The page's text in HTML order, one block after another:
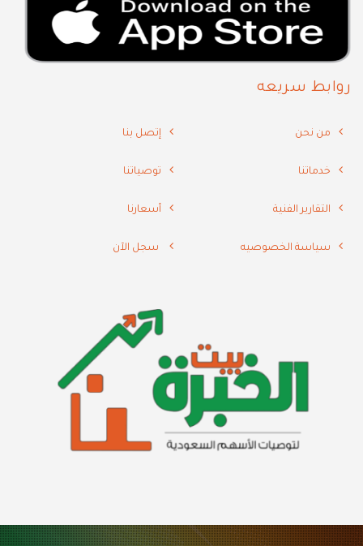
روابط سريعه
من نحن إتصل بنا
خدماتنا توصياتنا
التقارير الفنية أسعارنا
سياسة الخصوصيه سجل الآن